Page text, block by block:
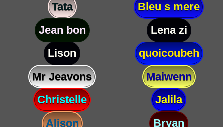
Tata
Bleu s mere
Jean bon
Lena zi
Lison
quoicoubeh
Mr Jeavons
Maiwenn
Christelle
Jalila
Alison
Bryan